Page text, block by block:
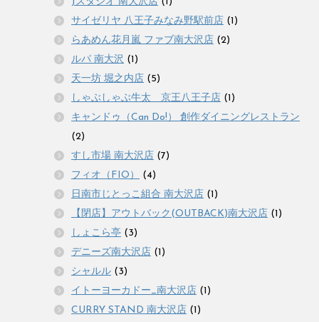
サイゼリヤ 八王子みなみ野駅前店 (1)
らあめん花月嵐 ファブ南大沢店 (2)
ルパ 南大沢 (1)
天一坊 堀之内店 (5)
しゃぶしゃぶ牛太 京王八王子店 (1)
キャンドゥ（Can Do!） 創作ダイニングレストラン
(2)
すし市場 南大沢店 (7)
フィオ（FIO）
(4)
日南市じとっこ組合 南大沢店 (1)
【閉店】アウトバック(OUTBACK)南大沢店 (1)
しょこら亭 (3)
デニーズ南大沢店 (1)
シャルル (3)
イトーヨーカドー_南大沢店 (1)
CURRY STAND 南大沢店 (1)